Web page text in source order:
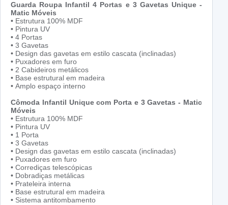
Guarda Roupa Infantil 4 Portas e 3 Gavetas Unique -
Matic Móveis
• Estrutura 100% MDF
• Pintura UV
• 4 Portas
• 3 Gavetas
• Design das gavetas em estilo cascata (inclinadas)
• Puxadores em furo
• 2 Cabideiros metálicos
• Base estrutural em madeira
• Amplo espaço interno
Cômoda Infantil Unique com Porta e 3 Gavetas - Matic
Móveis
• Estrutura 100% MDF
• Pintura UV
• 1 Porta
• 3 Gavetas
• Design das gavetas em estilo cascata (inclinadas)
• Puxadores em furo
• Corrediças telescópicas
• Dobradiças metálicas
• Prateleira interna
• Base estrutural em madeira
• Sistema antitombamento